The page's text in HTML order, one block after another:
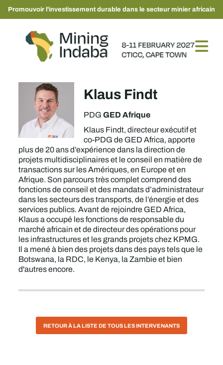
Promouvoir l'investissement durable dans le secteur minier africain
Klaus Findt
PDGGED Afrique
Klaus Findt, directeur exécutif et
co-PDG de GED Africa, apporte
plus de 20 ans d’expérience dans la direction de
projets multidisciplinaires et le conseil en matière de
transactions sur les Amériques, en Europe et en
Afrique. Son parcours très complet comprend des
fonctions de conseil et des mandats d’administrateur
dans les secteurs des transports, de l’énergie et des
services publics. Avant de rejoindre GED Africa,
Klaus a occupé les fonctions de responsable du
marché africain et de directeur des opérations pour
les infrastructures et les grands projets chez KPMG.
Il a mené à bien des projets dans des pays tels que le
Botswana, la RDC, le Kenya, la Zambie et bien
d'autres encore.
RETOUR À LA LISTE DE TOUS LES INTERVENANTS